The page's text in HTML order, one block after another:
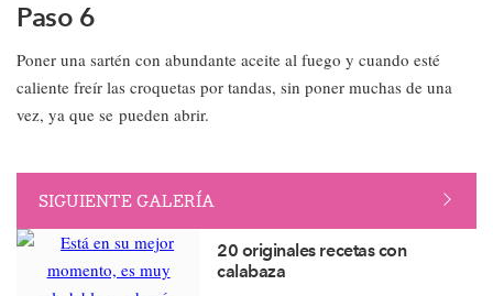
Paso 6
Poner una sartén con abundante aceite al fuego y cuando esté
caliente freír las croquetas por tandas, sin poner muchas de una
vez, ya que se pueden abrir.
SIGUIENTE GALERÍA
20 originales recetas con
calabaza